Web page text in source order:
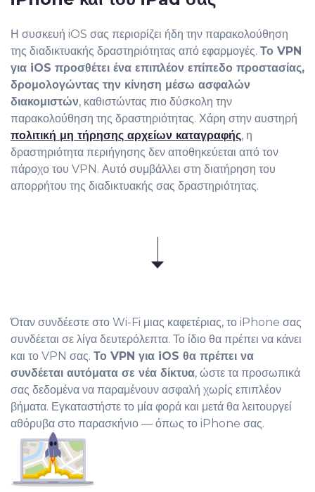
Η συσκευή iOS σας περιορίζει ήδη την παρακολούθηση
της διαδικτυακής δραστηριότητας από εφαρμογές. Το VPN
για iOS προσθέτει ένα επιπλέον επίπεδο προστασίας,
δρομολογώντας την κίνηση μέσω ασφαλών
διακομιστών, καθιστώντας πιο δύσκολη την
παρακολούθηση της δραστηριότητας. Χάρη στην αυστηρή
πολιτική μη τήρησης αρχείων καταγραφής, η
δραστηριότητα περιήγησης δεν αποθηκεύεται από τον
πάροχο του VPN. Αυτό συμβάλλει στη διατήρηση του
απορρήτου της διαδικτυακής σας δραστηριότητας.
Όταν συνδέεστε στο Wi-Fi μιας καφετέριας, το iPhone σας
συνδέεται σε λίγα δευτερόλεπτα. Το ίδιο θα πρέπει να κάνει
και το VPN σας. Το VPN για iOS θα πρέπει να
συνδέεται αυτόματα σε νέα δίκτυα, ώστε τα προσωπικά
σας δεδομένα να παραμένουν ασφαλή χωρίς επιπλέον
βήματα. Εγκαταστήστε το μία φορά και μετά θα λειτουργεί
αθόρυβα στο παρασκήνιο — όπως το iPhone σας.